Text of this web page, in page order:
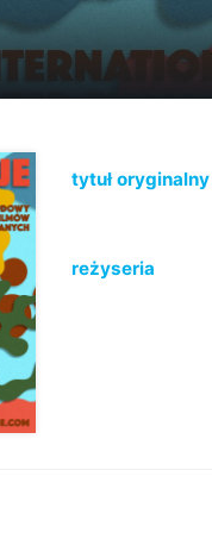
tytuł oryginalny
reżyseria